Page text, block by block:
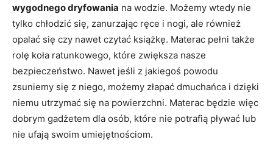
wygodnego dryfowania na wodzie. Możemy wtedy nie
tylko chłodzić się, zanurzając ręce i nogi, ale również
opalać się czy nawet czytać książkę. Materac pełni także
rolę koła ratunkowego, które zwiększa nasze
bezpieczeństwo. Nawet jeśli z jakiegoś powodu
zsuniemy się z niego, możemy złapać dmuchańca i dzięki
niemu utrzymać się na powierzchni. Materac będzie więc
dobrym gadżetem dla osób, które nie potrafią pływać lub
nie ufają swoim umiejętnościom.